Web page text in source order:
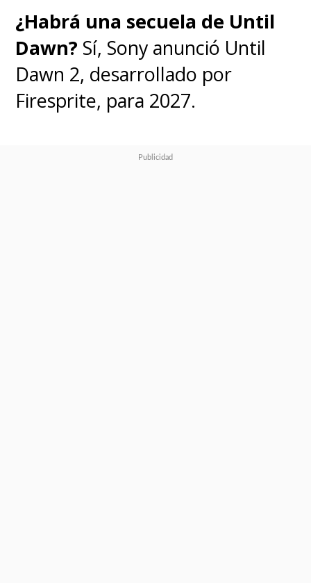
¿Habrá una secuela de Until
Dawn? Sí, Sony anunció Until
Dawn 2, desarrollado por
Firesprite, para 2027.